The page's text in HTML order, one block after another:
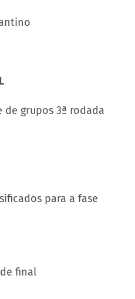
de grupos 3ª rodada
para a fase
final